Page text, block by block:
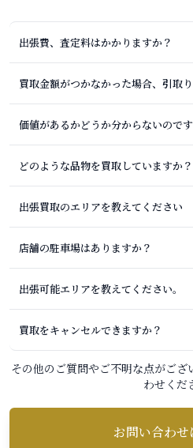
出張費、査定料はかかりますか？
買取金額がつかなかった場合、引取
価値があるかどうか分からないので
どのような品物を買取していますか？
出張買取のエリアを教えてください
店舗の駐車場はありますか？
出張可能エリアを教えてください。
買取をキャンセルできますか？
その他のご質問やご不明な点がご
わせくだ
お問い合わせ